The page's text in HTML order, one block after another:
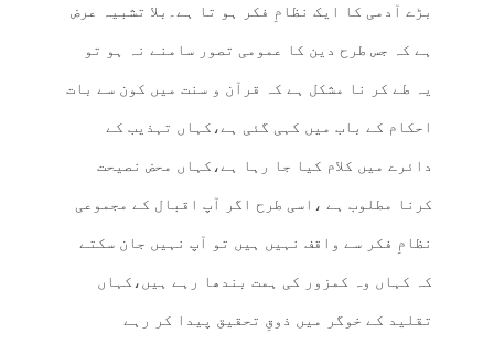
بڑے آدمی کا ایک نظامِ فکر ہو تا ہے۔بلا تشبیہ عرض
ہے کہ جس طرح دین کا عمومی تصور سامنے نہ ہو تو
یہ طے کر نا مشکل ہے کہ قرآن و سنت میں کون سے بات
احکام کے باب میں کہی گئی ہے،کہاں تہذیب کے
دائرے میں کلام کیا جا رہا ہے،کہاں محض نصیحت
کرنا مطلوب ہے ،اسی طرح اگر آپ اقبال کے مجموعی
نظامِ فکر سے واقف نہیں ہیں تو آپ نہیں جان سکتے
کہ کہاں وہ کمزور کی ہمت بندھا رہے ہیں،کہاں
تقلید کے خوگر میں ذوقِ تحقیق پیدا کر رہے